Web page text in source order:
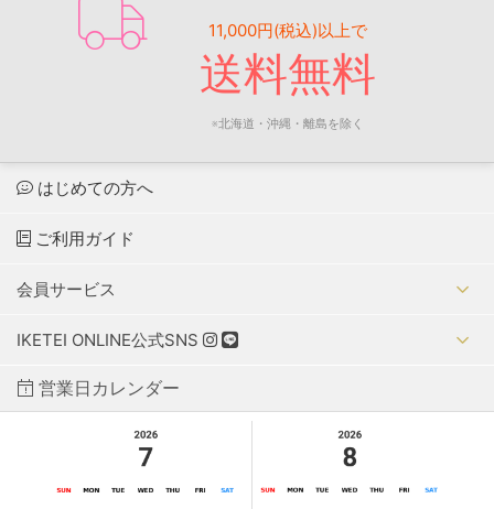
11,000円(税込)以上で
送料無料
※北海道・沖縄・離島を除く
はじめての方へ
ご利用ガイド
会員サービス
IKETEI ONLINE公式SNS
営業日カレンダー